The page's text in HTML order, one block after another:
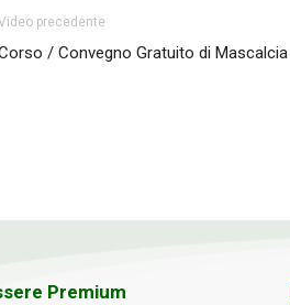
precedente
/ Convegno Gratuito di Mascalcia
Premium